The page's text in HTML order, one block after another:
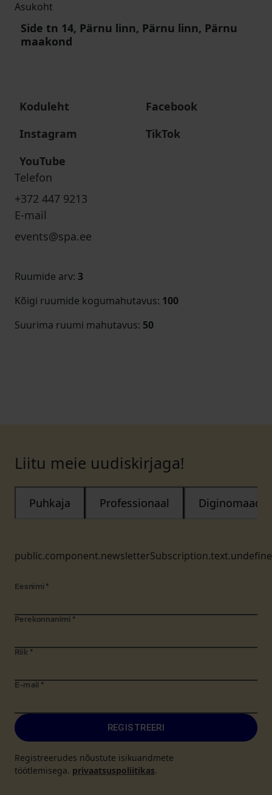
Asukoht
Side tn 14, Pärnu linn, Pärnu linn, Pärnu
maakond
Koduleht
Facebook
Instagram
TikTok
YouTube
Telefon
+372 447 9213
E-mail
events@spa.ee
Ruumide arv: 3
Kõigi ruumide kogumahutavus: 100
Suurima ruumi mahutavus: 50
Liitu meie uudiskirjaga!
Puhkaja Professionaal Diginomaad
Eesnimi *
Perekonnanimi *
Riik *
E-mail *
REGISTREERI
Registreerudes nõustute isikuandmete
töötlemisega. privaatsuspoliitikas.